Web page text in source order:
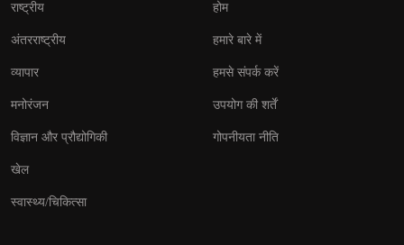
राष्ट्रीय
अंतरराष्ट्रीय
व्यापार
मनोरंजन
विज्ञान और प्रौद्योगिकी
खेल
स्वास्थ्य/चिकित्सा
होम
हमारे बारे में
हमसे संपर्क करें
उपयोग की शर्तें
गोपनीयता नीति